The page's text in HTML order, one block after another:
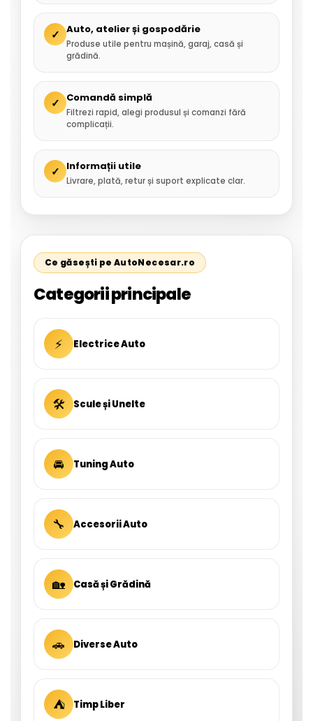
✓ Auto, atelier și gospodărie
Produse utile pentru mașină, garaj, casă și
grădină.
✓ Comandă simplă
Filtrezi rapid, alegi produsul și comanzi fără
complicații.
✓ Informații utile
Livrare, plată, retur și suport explicate clar.
Ce găsești pe AutoNecesar.ro
Categorii principale
⚡ Electrice Auto
🛠 Scule și Unelte
🚘 Tuning Auto
🔧 Accesorii Auto
🏡 Casă și Grădină
🚗 Diverse Auto
⛺ Timp Liber